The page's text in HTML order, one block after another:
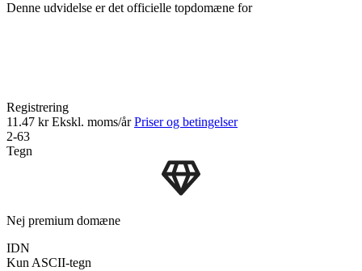
Denne udvidelse er det officielle topdomæne for
Registrering
11.47 krEkskl. moms/årPriser og betingelser
2-63
Tegn
Nej premium domæne
IDN
Kun ASCII-tegn